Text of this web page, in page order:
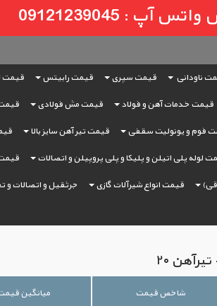
ناودانی قیمت سپری قیمت رابیتس قیمت
قیمت خدمات آهن و فولاد قیمت مش فولادی
فوم و یونولیت سقفی قیمت تیر آهن سایز بالا
لوله پلی اتیلن و پلیکا و پلی پروپیلن و اتصالات
قیمت انواع شیرآلات گازی جرثقیل و اتصالات و
۲۰
شاخص قیمت
میانگین